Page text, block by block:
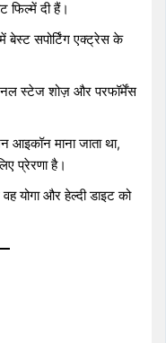
फिल्में दी हैं।
सपोर्टिंग एक्ट्रेस के
स्टेज शोज़ और परफॉर्मेंस
माना जाता था,
प्रेरणा है।
योगा और हेल्दी डाइट को